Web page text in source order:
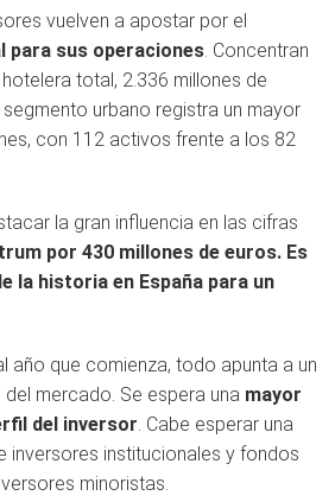
vuelven a apostar por el
para sus operaciones. Concentran
total, 2.336 millones de
urbano registra un mayor
con 112 activos frente a los 82
la gran influencia en las cifras
por 430 millones de euros. Es
la historia en España para un
año que comienza, todo apunta a un
mercado. Se espera una mayor
del inversor. Cabe esperar una
inversores institucionales y fondos
minoristas.